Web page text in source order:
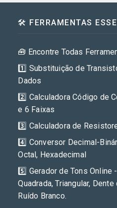
🛠️ FERRAMENTAS
🧰 Encontre Todas
1️⃣ Substituição de
Dados
2️⃣ Calculadora Código de
e 6 Faixas
3️⃣ Calculadora de
4️⃣ Conversor Decimal-
Octal, Hexadecimal
5️⃣ Gerador de Tons Online
Quadrada, Triangular,
Ruído Branco.